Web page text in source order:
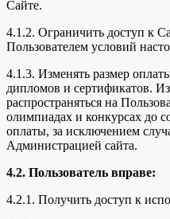
Сайте.
4.1.2. Ограничить доступ к
Пользователем условий
4.1.3. Изменять размер
дипломов и сертификатов.
распространяться на
олимпиадах и конкурсах до
оплаты, за исключением
Администрацией сайта.
4.2. Пользователь вправе:
4.2.1. Получить доступ к